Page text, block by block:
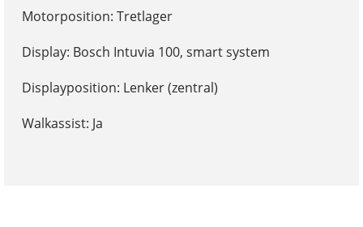
Motorposition: Tretlager
Display: Bosch Intuvia 100, smart system
Displayposition: Lenker (zentral)
Walkassist: Ja